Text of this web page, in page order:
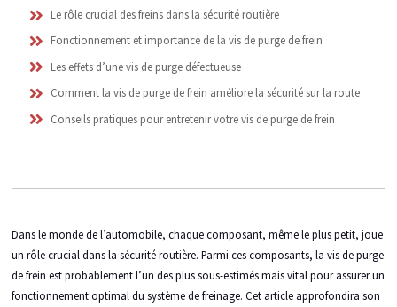
Le rôle crucial des freins dans la sécurité routière
Fonctionnement et importance de la vis de purge de frein
Les effets d’une vis de purge défectueuse
Comment la vis de purge de frein améliore la sécurité sur la route
Conseils pratiques pour entretenir votre vis de purge de frein
Dans le monde de l’automobile, chaque composant, même le plus petit, joue
un rôle crucial dans la sécurité routière. Parmi ces composants, la vis de purge
de frein est probablement l’un des plus sous-estimés mais vital pour assurer un
fonctionnement optimal du système de freinage. Cet article approfondira son